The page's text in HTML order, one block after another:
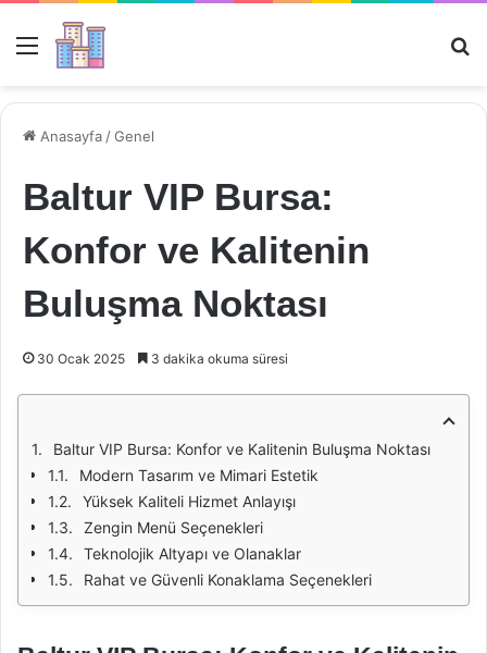
Menü
Anasayfa /Genel
Baltur VIP Bursa:
Konfor ve Kalitenin
Buluşma Noktası
30 Ocak 2025 3 dakika okuma süresi
Baltur VIP Bursa: Konfor ve Kalitenin Buluşma Noktası
Modern Tasarım ve Mimari Estetik
Yüksek Kaliteli Hizmet Anlayışı
Zengin Menü Seçenekleri
Teknolojik Altyapı ve Olanaklar
Rahat ve Güvenli Konaklama Seçenekleri